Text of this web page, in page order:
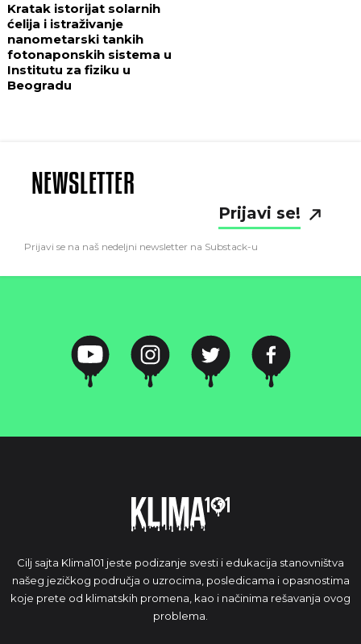
Kratak istorijat solarnih
ćelija i istraživanje
nanometarski tankih
fotonaponskih sistema u
Institutu za fiziku u
Beogradu
NEWSLETTER
Prijavi se!
Prijavi se na naš nedeljni newsletter na Substack-u
Cilj sajta Klima101 jeste podizanje svesti i edukacija stanovništva
našeg jezičkog područja o uzrocima, posledicama i opasnostima
koje prete od klimatskih promena, kao i načinima rešavanja ovog
problema.